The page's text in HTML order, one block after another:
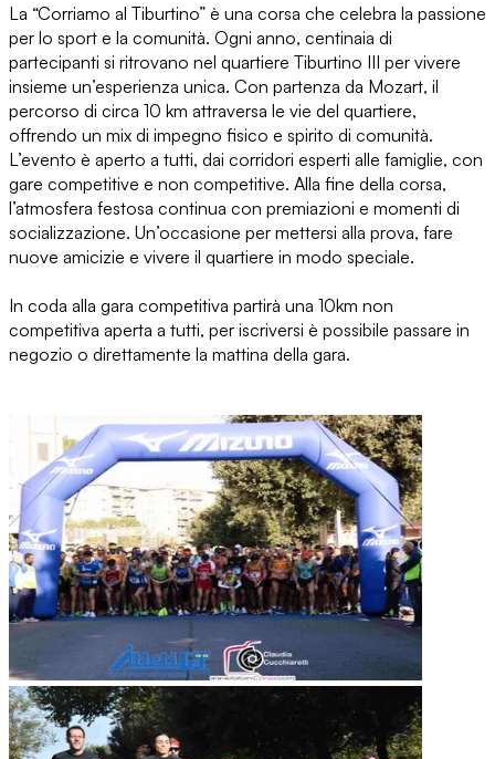
La “Corriamo al Tiburtino” è una corsa che celebra la passione
per lo sport e la comunità. Ogni anno, centinaia di
partecipanti si ritrovano nel quartiere Tiburtino III per vivere
insieme un’esperienza unica. Con partenza da Mozart, il
percorso di circa 10 km attraversa le vie del quartiere,
offrendo un mix di impegno fisico e spirito di comunità.
L’evento è aperto a tutti, dai corridori esperti alle famiglie, con
gare competitive e non competitive. Alla fine della corsa,
l’atmosfera festosa continua con premiazioni e momenti di
socializzazione. Un’occasione per mettersi alla prova, fare
nuove amicizie e vivere il quartiere in modo speciale.
In coda alla gara competitiva partirà una 10km non
competitiva aperta a tutti, per iscriversi è possibile passare in
negozio o direttamente la mattina della gara.